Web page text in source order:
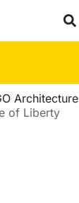
Architecture
of Liberty